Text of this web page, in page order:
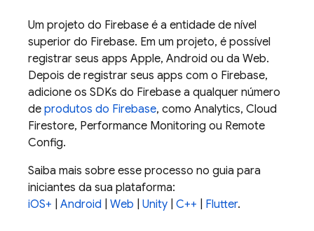
Um projeto do Firebase é a entidade de nível
superior do Firebase. Em um projeto, é possível
registrar seus apps Apple, Android ou da Web.
Depois de registrar seus apps com o Firebase,
adicione os SDKs do Firebase a qualquer número
de produtos do Firebase, como Analytics, Cloud
Firestore, Performance Monitoring ou Remote
Config.
Saiba mais sobre esse processo no guia para
iniciantes da sua plataforma:
iOS+
Android Web Unity C++ Flutter.